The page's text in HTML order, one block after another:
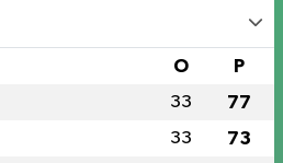
O P
33 77
33 73